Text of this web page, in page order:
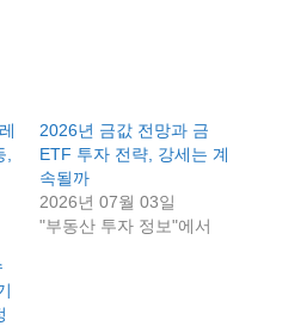
,
2026년 금값 전망과 금
ETF 투자 전략, 강세는 계
속될까
2026년 07월 03일
"부동산 투자 정보"에서